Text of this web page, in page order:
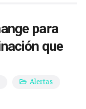
para
que
Alertas